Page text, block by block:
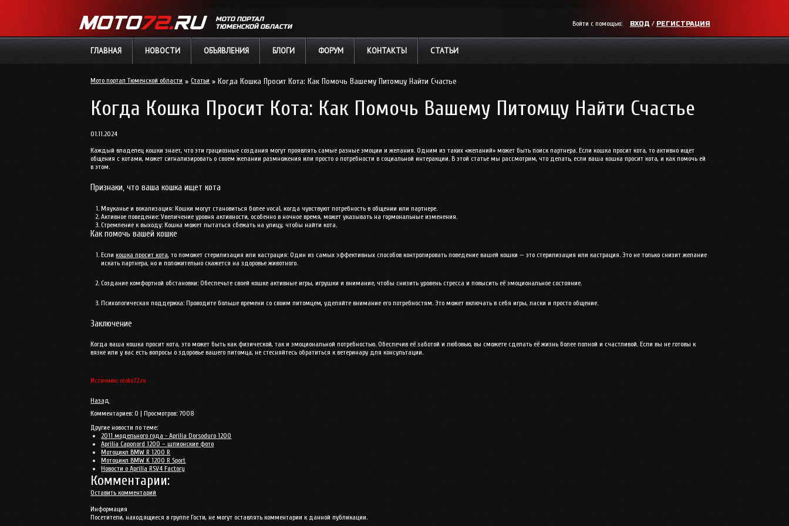
МОТО ПОРТАЛ
ТЮМЕНСКОЙ ОБЛАСТИ
Войти с помощью: ВХОД / РЕГИСТРАЦИЯ
ГЛАВНАЯ НОВОСТИ ОБЪЯВЛЕНИЯ БЛОГИ ФОРУМ КОНТАКТЫ СТАТЬИ
Мото портал Тюменской области»Статьи» Когда Кошка Просит Кота: Как Помочь Вашему Питомцу Найти Счастье
Когда Кошка Просит Кота: Как Помочь Вашему Питомцу Найти Счастье
01.11.2024
Каждый владелец кошки знает, что эти грациозные создания могут проявлять самые разные эмоции и желания. Одним из таких «желаний» может быть поиск партнера. Если кошка просит кота, то активно ищет
общения с котами, может сигнализировать о своем желании размножения или просто о потребности в социальной интеракции. В этой статье мы рассмотрим, что делать, если ваша кошка просит кота, и как помочь ей
в этом.
Признаки, что ваша кошка ищет кота
Мяуканье и вокализация: Кошки могут становиться более vocal, когда чувствуют потребность в общении или партнере.
Активное поведение: Увеличение уровня активности, особенно в ночное время, может указывать на гормональные изменения.
Стремление к выходу: Кошка может пытаться сбежать на улицу, чтобы найти кота.
Как помочь вашей кошке
Есликошка просит кота, то поможет стерилизация или кастрация: Один из самых эффективных способов контролировать поведение вашей кошки — это стерилизация или кастрация. Это не только снизит желание
искать партнера, но и положительно скажется на здоровье животного.
Создание комфортной обстановки: Обеспечьте своей кошке активные игры, игрушки и внимание, чтобы снизить уровень стресса и повысить её эмоциональное состояние.
Психологическая поддержка: Проводите больше времени со своим питомцем, уделяйте внимание его потребностям. Это может включать в себя игры, ласки и просто общение.
Заключение
Когда ваша кошка просит кота, это может быть как физической, так и эмоциональной потребностью. Обеспечив её заботой и любовью, вы сможете сделать её жизнь более полной и счастливой. Если вы не готовы к
вязке или у вас есть вопросы о здоровье вашего питомца, не стесняйтесь обратиться к ветеринару для консультации.
Источник: moto72.ru
Назад
Комментариев:0 | Просмотров:7008
Другие новости по теме:
2011 модельного года - Aprilia Dorsoduro 1200
Aprilia Caponord 1200 – шпионские фото
Мотоцикл BMW R 1200 R
Мотоцикл BMW K 1200 R Sport
Новости о Aprilia RSV4 Factory
Комментарии:
Оставить комментарий
Информация
Посетители, находящиеся в группеГости, не могут оставлять комментарии к данной публикации.